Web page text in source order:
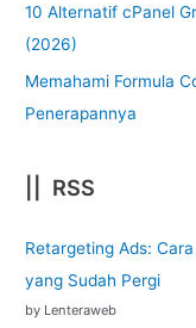
10 Alternatif cPanel
(2026)
Memahami Formula
Penerapannya
|| RSS
Retargeting Ads:
yang Sudah Pergi
by Lenteraweb